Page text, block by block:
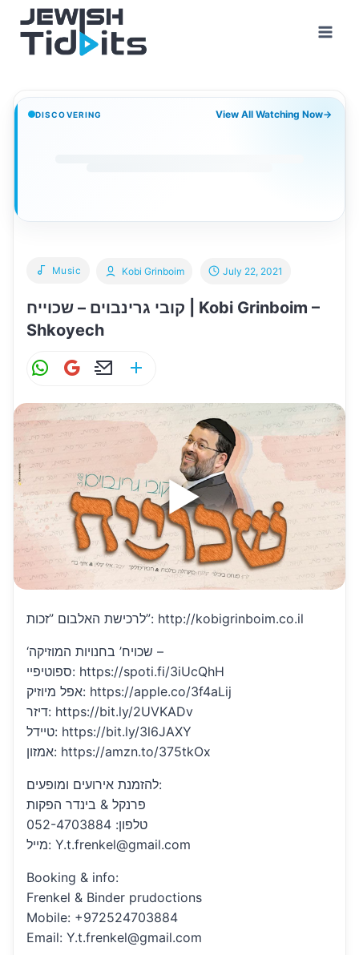
content
DISCOVERING View All Watching Now→
Music
קובי גרינבוים – שכוייח | Kobi Grinboim –
Shkoyech
Kobi Grinboim July 22, 2021
W
at
s
A
p
p
G
ai
l
E
ai ar
e
לרכישת האלבום ”זכות”: http://kobigrinboim.co.il
‘שכויח’ בחנויות המוזיקה –
ספוטיפיי: https://spoti.fi/3iUcQhH
אפל מיוזיק: https://apple.co/3f4aLij
דיזר: https://bit.ly/2UVKADv
טיידל: https://bit.ly/3l6JAXY
אמזון: https://amzn.to/375tkOx
להזמנת אירועים ומופעים:
פרנקל & בינדר הפקות
טלפון: 052-4703884
מייל: Y.t.frenkel@gmail.com
Booking & info:
Frenkel & Binder prudoctions
Mobile: +972524703884
Email: Y.t.frenkel@gmail.com